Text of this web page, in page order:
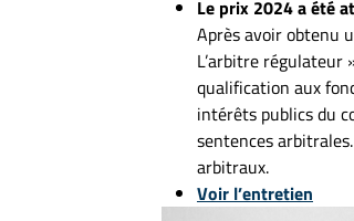
Le prix 2024 a été
Après avoir obtenu
L’arbitre régulateur
qualification aux
intérêts publics du
sentences
arbitraux.
Voir l’entretien